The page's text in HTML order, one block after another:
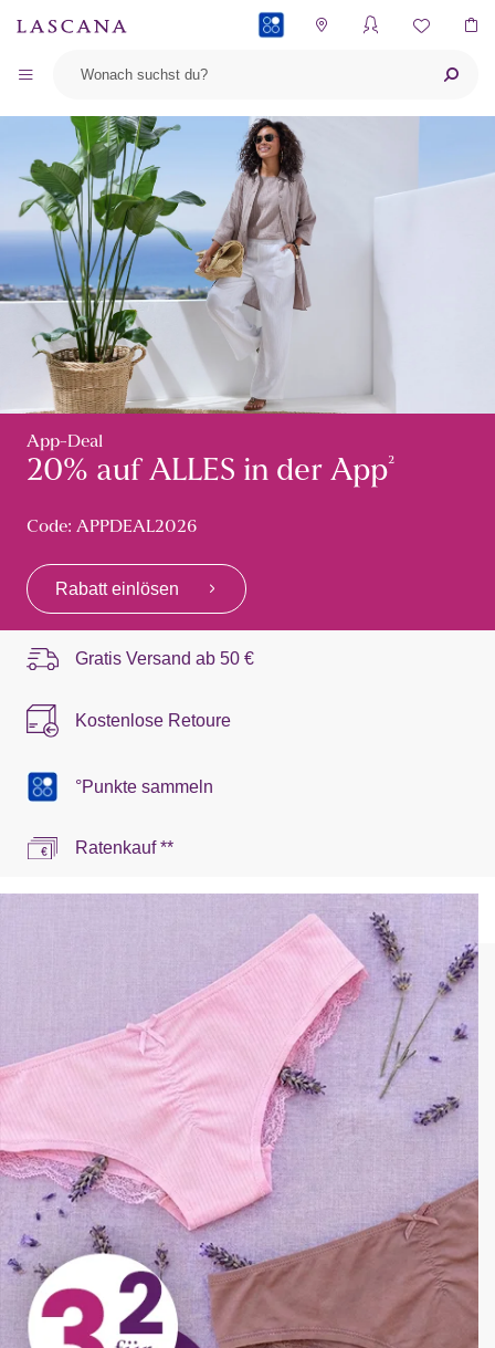
App-Deal
20% auf ALLES in der App²
Code: APPDEAL2026
Rabatt einlösen
Gratis Versand ab 50 €
Kostenlose Retoure
°Punkte sammeln
Ratenkauf **